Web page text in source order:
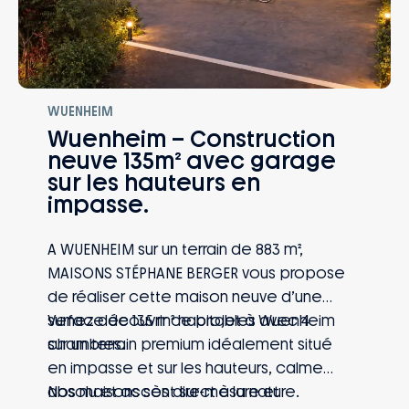
WUENHEIM
Wuenheim – Construction
neuve 135m² avec garage
sur les hauteurs en
impasse.
A WUENHEIM sur un terrain de 883 m²,
MAISONS STÉPHANE BERGER vous propose
de réaliser cette maison neuve d’une
surface de 135 m² habitables avec 4
chambres.
Venez découvrir ce projet à Wuenheim
sur un terrain premium idéalement situé
en impasse et sur les hauteurs, calme
absolu et accès direct à la nature.
Nos maisons sont sur-mesure et